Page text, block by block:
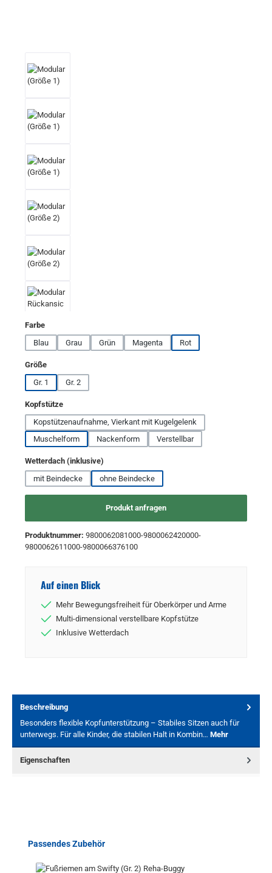
Farbeauswählen
Blau
Grau Grün Magenta Rot
Größeauswählen
Gr. 1
Gr. 2
Kopfstützeauswählen
Kopstützenaufnahme, Vierkant mit Kugelgelenk
Muschelform
Nackenform Verstellbar
Wetterdach (inklusive)
mit Beindecke
ohne Beindecke
Produkt anfragen
Produktnummer: 9800062081000-9800062420000-
9800062611000-9800066376100
Auf einen Blick
Mehr Bewegungsfreiheit für Oberkörper und Arme
Multi-dimensional verstellbare Kopfstütze
Inklusive Wetterdach
Beschreibung
Besonders flexible Kopfunterstützung – Stabiles Sitzen auch für
unterwegs. Für alle Kinder, die stabilen Halt in Kombin… Mehr
Eigenschaften
Produktgalerie überspringen
Passendes Zubehör